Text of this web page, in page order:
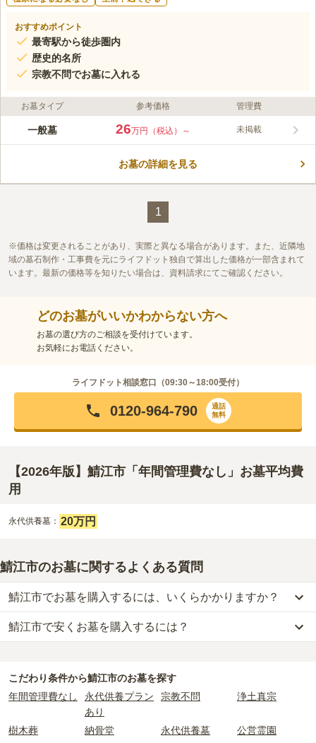
おすすめポイント
最寄駅から徒歩圏内
歴史的名所
宗教不問でお墓に入れる
お墓タイプ 参考価格 管理費
一般墓 26万円（税込）～ 未掲載
お墓の詳細を見る
1
価格は変更されることがあり、実際と異なる場合があります。また、近隣地
域の墓石制作・工事費を元にライフドット独自で算出した価格が一部含まれて
います。最新の価格等を知りたい場合は、資料請求にてご確認ください。
どのお墓がいいかわからない方へ
お墓の選び方のご相談を受付けています。
お気軽にお電話ください。
ライフドット相談窓口（09:30～18:00受付）
0120-964-790
通話
無料
【2026年版】鯖江市「年間管理費なし」お墓平均費
用
永代供養墓： 20万円
鯖江市のお墓に関するよくある質問
鯖江市でお墓を購入するには、いくらかかりますか？
鯖江市での購入費用の目安は、一般墓が約186万円、永代供養墓が
約20万円です。
2つが主な費用となります。
鯖江市の一般墓の永代使用料の平均は36万円 で、墓石代は福井県の
150.2万円
です。いずれも区画の広さや墓石の大きさ・素材に
よって変わります。
樹木葬・納骨堂・永代供養墓は、基本的に墓石代がかからず、永代
鯖江市で安くお墓を購入するには？
墓 で、 15万円 からお求めいただけます。
する「合祀墓（ごうしぼ）」と呼ばれるタイプです。個別のお墓に
比べて省スペースで管理の手間がかからないため、費用が安く設定
されています。
こだわり条件から鯖江市のお墓を探す
年間管理費なし
永代供養プラン
あり
宗教不問 浄土真宗
樹木葬 納骨堂 永代供養墓
公営霊園